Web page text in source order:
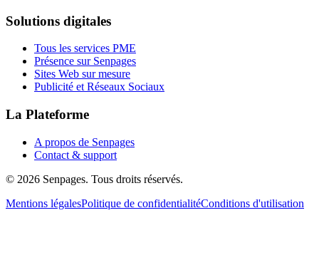
Solutions digitales
Tous les services PME
Présence sur Senpages
Sites Web sur mesure
Publicité et Réseaux Sociaux
La Plateforme
A propos de Senpages
Contact & support
© 2026 Senpages. Tous droits réservés.
Mentions légalesPolitique de confidentialitéConditions d'utilisation